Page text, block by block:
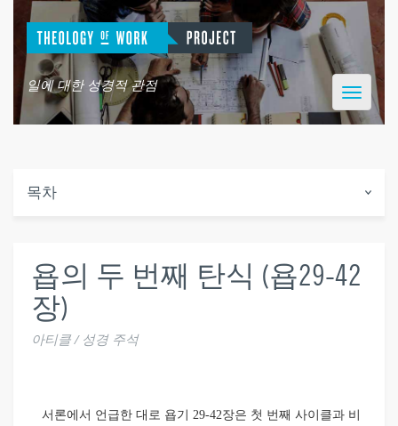
일에 대한 성경적 관점
Toggle
목차
욥의 두 번째 탄식 (욥29-42
장)
아티클 / 성경 주석
서론에서 언급한 대로 욥기 29-42장은 첫 번째 사이클과 비